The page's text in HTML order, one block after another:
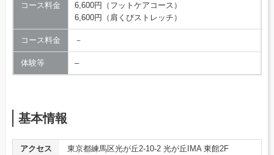
コース料金
6,600円（フットケアコース）
6,600円（肩くびストレッチ）
コース料金 －
体験等 –
基本情報
アクセス
東京都練馬区光が丘2-10-2 光が丘IMA 東館2F